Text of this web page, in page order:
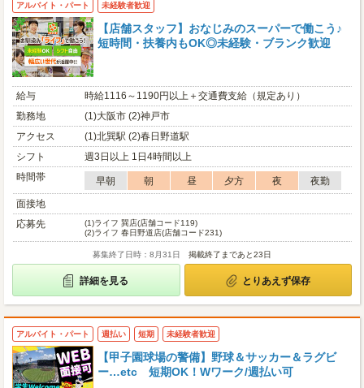
アルバイト・パート 未経験者歓迎
【店舗スタッフ】おなじみのスーパーで働こう♪
短時間・扶養内もOK◎未経験・ブランク歓迎
給与
時給1116～1190円以上＋交通費支給（規定あり）
勤務地
(1)大阪市 (2)神戸市
アクセス
(1)北巽駅 (2)春日野道駅
シフト
週3日以上 1日4時間以上
時間帯
早朝 朝 昼 夕方 夜
夜勤
面接地
応募先
(1)ライフ 巽店(店舗コード119)
(2)ライフ 春日野道店(店舗コード231)
募集終了日時：8月31日 掲載終了まであと23日
詳細を見る とりあえず保存
アルバイト・パート 週払い 短期 未経験者歓迎
【甲子園球場の警備】野球＆サッカー＆ラグビ
ー…etc 短期OK！Wワーク/週払い可